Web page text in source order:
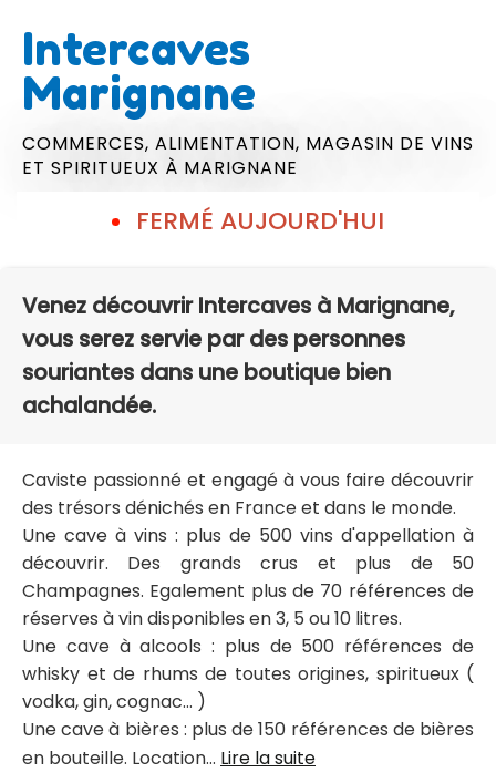
Intercaves
Marignane
COMMERCES, ALIMENTATION, MAGASIN DE VINS
ET SPIRITUEUX À MARIGNANE
FERMÉ AUJOURD'HUI
Venez découvrir Intercaves à Marignane,
vous serez servie par des personnes
souriantes dans une boutique bien
achalandée.
Caviste passionné et engagé à vous faire découvrir
des trésors dénichés en France et dans le monde.
Une cave à vins : plus de 500 vins d'appellation à
découvrir. Des grands crus et plus de 50
Champagnes. Egalement plus de 70 références de
réserves à vin disponibles en 3, 5 ou 10 litres.
Une cave à alcools : plus de 500 références de
whisky et de rhums de toutes origines, spiritueux (
vodka, gin, cognac... )
Une cave à bières : plus de 150 références de bières
en bouteille. Location... Lire la suite